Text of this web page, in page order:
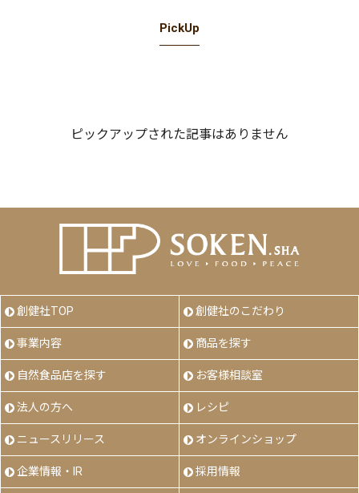
PickUp
ピックアップされた記事はありません
創健社TOP 創健社のこだわり
事業内容 商品を探す
自然食品店を探す お客様相談室
法人の方へ レシピ
ニュースリリース オンラインショップ
企業情報・IR 採用情報